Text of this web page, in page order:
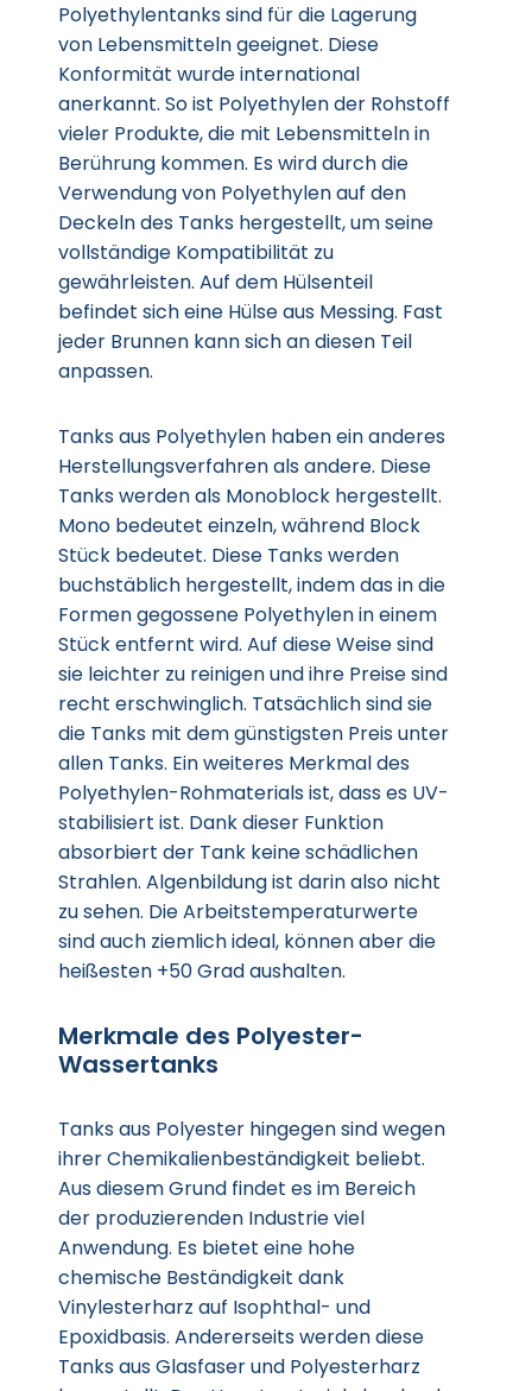
Polyethylentanks sind für die Lagerung
von Lebensmitteln geeignet. Diese
Konformität wurde international
anerkannt. So ist Polyethylen der Rohstoff
vieler Produkte, die mit Lebensmitteln in
Berührung kommen. Es wird durch die
Verwendung von Polyethylen auf den
Deckeln des Tanks hergestellt, um seine
vollständige Kompatibilität zu
gewährleisten. Auf dem Hülsenteil
befindet sich eine Hülse aus Messing. Fast
jeder Brunnen kann sich an diesen Teil
anpassen.
Tanks aus Polyethylen haben ein anderes
Herstellungsverfahren als andere. Diese
Tanks werden als Monoblock hergestellt.
Mono bedeutet einzeln, während Block
Stück bedeutet. Diese Tanks werden
buchstäblich hergestellt, indem das in die
Formen gegossene Polyethylen in einem
Stück entfernt wird. Auf diese Weise sind
sie leichter zu reinigen und ihre Preise sind
recht erschwinglich. Tatsächlich sind sie
die Tanks mit dem günstigsten Preis unter
allen Tanks. Ein weiteres Merkmal des
Polyethylen-Rohmaterials ist, dass es UV-
stabilisiert ist. Dank dieser Funktion
absorbiert der Tank keine schädlichen
Strahlen. Algenbildung ist darin also nicht
zu sehen. Die Arbeitstemperaturwerte
sind auch ziemlich ideal, können aber die
heißesten +50 Grad aushalten.
Merkmale des Polyester-
Wassertanks
Tanks aus Polyester hingegen sind wegen
ihrer Chemikalienbeständigkeit beliebt.
Aus diesem Grund findet es im Bereich
der produzierenden Industrie viel
Anwendung. Es bietet eine hohe
chemische Beständigkeit dank
Vinylesterharz auf Isophthal- und
Epoxidbasis. Andererseits werden diese
Tanks aus Glasfaser und Polyesterharz